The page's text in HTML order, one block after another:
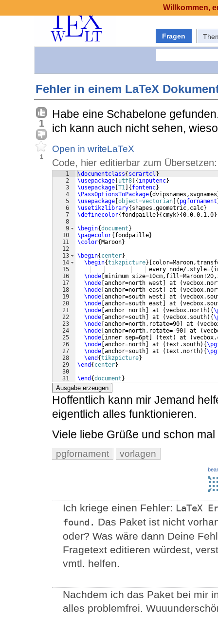
Fragen
Fehler in einem LaTeX
1
1
Habe eine Schabelone
ich kann auch nicht sehen,
Open in writeLaTeX
Code, hier editierbar zum Übersetzen:
1
2
3
4
5
6
7
8
9
10
11
12
13
14
15
16
17
18
19
20
21
22
23
24
25
26
27
28
29
30
31
\documentclass{ scrartcl }
\usepackage utf8 { inputenc}
\usepackage T1 { fontenc}
\PassOptionsToPackage{dvipsnames,svgnames
\usepackage object=vectorian { pgfornament
\usetikzlibrary{ shapes.geometric,calc}
\definecolor{ fondpaille}{ cmyk}{0,0,0.1,0}
\begin{document }
\pagecolor{ fondpaille}
\color{ Maroon}
\begin{ center}
\begin{tikzpicture}
every node/.style={
\node minimum
\node anchor=north west at (
\node anchor=north east at (
\node anchor=south west at (
\node anchor=south east at (
\node anchor=north at (vecbox.north) {
\node anchor=south at (vecbox.south) {
\node anchor=north,rotate=90 at (
\node anchor=north,rotate=-90 at (
\node inner sep=6pt (text ) at (
\node anchor=north at (text.south) {
\node anchor=south at (text.north) {
\end {tikzpicture}
\end { center}
\end {document }
Ausgabe erzeugen
Hoffentlich kann mir Jemand
eigentlich alles funktionieren.
Viele liebe Grüße und schon
pgfornament vorlagen
Ich kriege einen Fehler: LaTeX
found. Das Paket ist nicht
oder? Was wäre dann Deine
Fragetext editieren würdest,
vmtl. helfen.
Nachdem ich das Paket bei mir
alles problemfrei.
Willkommen,